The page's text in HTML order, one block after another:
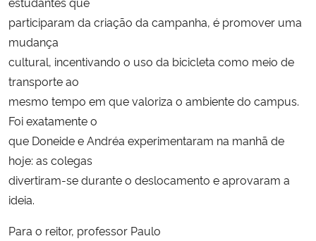
participaram da criação da campanha, é promover uma
mudança
cultural, incentivando o uso da bicicleta como meio de
transporte ao
mesmo tempo em que valoriza o ambiente do campus.
Foi exatamente o
que Doneide e Andréa experimentaram na manhã de
hoje: as colegas
divertiram-se durante o deslocamento e aprovaram a
ideia.
Para o reitor, professor Paulo